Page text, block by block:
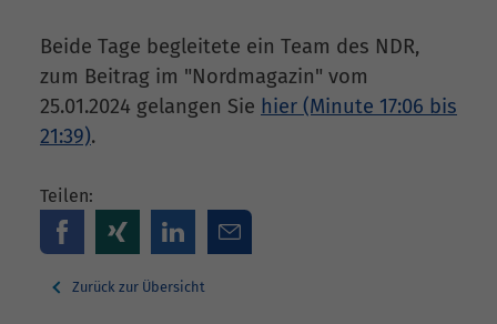
Beide Tage begleitete ein Team des NDR,
zum Beitrag im "Nordmagazin" vom
25.01.2024 gelangen Sie hier (Minute 17:06 bis
21:39).
Teilen:
Zurück zur Übersicht